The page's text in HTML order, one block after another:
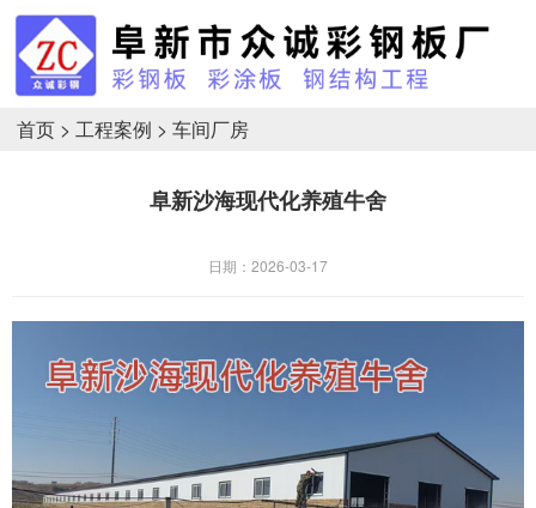
首页 > 工程案例 > 车间厂房
阜新沙海现代化养殖牛舍
日期：2026-03-17